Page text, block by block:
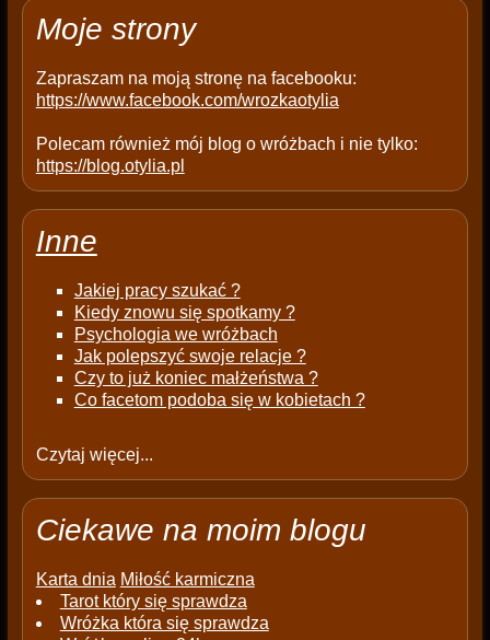
y
Moje strony
Zapraszam na moją stronę na facebooku:
https://www.facebook.com/wrozkaotylia
Polecam również mój blog o wróżbach i nie tylko:
https://blog.otylia.pl
Inne
Jakiej pracy szukać ?
Kiedy znowu się spotkamy ?
Psychologia we wróżbach
Jak polepszyć swoje relacje ?
Czy to już koniec małżeństwa ?
Co facetom podoba się w kobietach ?
Czytaj więcej...
Ciekawe na moim blogu
Karta dnia Miłość karmiczna
Tarot który się sprawdza
Wróżka która się sprawdza